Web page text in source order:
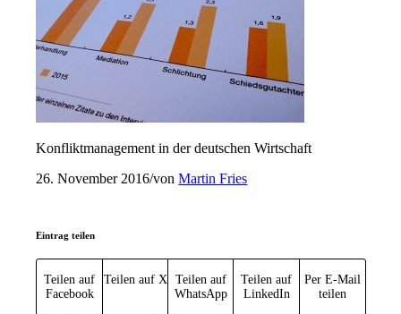
Konfliktmanagement in der deutschen Wirtschaft
26. November 2016/vonMartin Fries
Eintrag teilen
Teilen auf
Facebook
Teilen auf X
Teilen auf
WhatsApp
Teilen auf
LinkedIn
Per E-Mail
teilen